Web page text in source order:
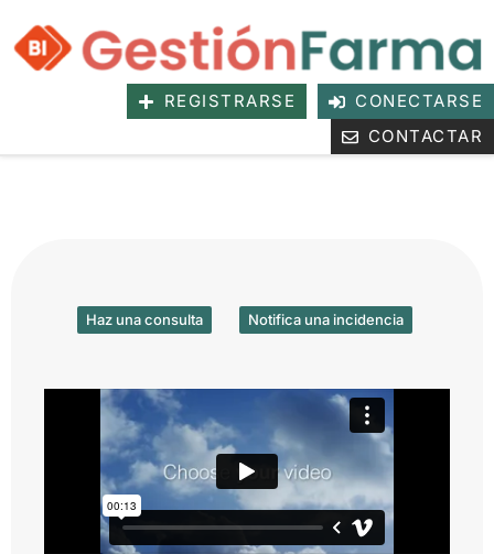
REGISTRARSE
CONECTARSE
CONTACTAR
Haz una consulta Notifica una incidencia